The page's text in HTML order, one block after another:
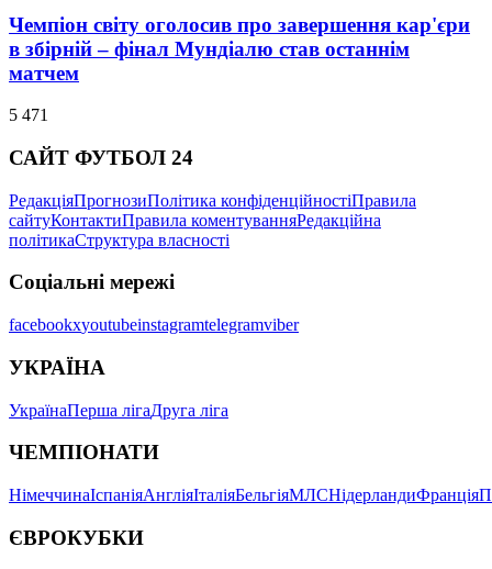
Чемпіон світу оголосив про завершення кар'єри
в збірній – фінал Мундіалю став останнім
матчем
5 471
САЙТ ФУТБОЛ 24
РедакціяПрогнозиПолітика конфіденційностіПравила
сайтуКонтактиПравила коментуванняРедакційна
політикаСтруктура власності
Соціальні мережі
facebookxyoutubeinstagramtelegramviber
УКРАЇНА
УкраїнаПерша лігаДруга ліга
ЧЕМПІОНАТИ
НімеччинаІспаніяАнгліяІталіяБельгіяМЛСНідерландиФранція
ЄВРОКУБКИ